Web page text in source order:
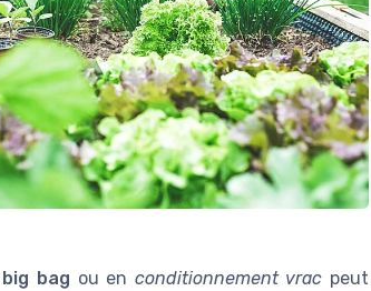
big bag ou en conditionnement vrac peut